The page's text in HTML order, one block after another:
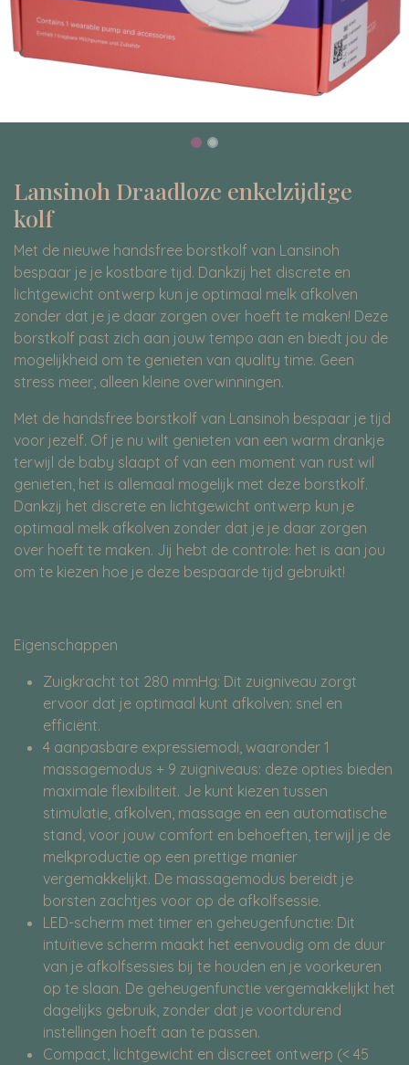
Lansinoh Draadloze enkelzijdige
kolf
Met de nieuwe handsfree borstkolf van Lansinoh
bespaar je je kostbare tijd. Dankzij het discrete en
lichtgewicht ontwerp kun je optimaal melk afkolven
zonder dat je je daar zorgen over hoeft te maken! Deze
borstkolf past zich aan jouw tempo aan en biedt jou de
mogelijkheid om te genieten van quality time. Geen
stress meer, alleen kleine overwinningen.
Met de handsfree borstkolf van Lansinoh bespaar je tijd
voor jezelf. Of je nu wilt genieten van een warm drankje
terwijl de baby slaapt of van een moment van rust wil
genieten, het is allemaal mogelijk met deze borstkolf.
Dankzij het discrete en lichtgewicht ontwerp kun je
optimaal melk afkolven zonder dat je je daar zorgen
over hoeft te maken. Jij hebt de controle: het is aan jou
om te kiezen hoe je deze bespaarde tijd gebruikt!
Eigenschappen
Zuigkracht tot 280 mmHg: Dit zuigniveau zorgt
ervoor dat je optimaal kunt afkolven: snel en
efficiënt.
4 aanpasbare expressiemodi, waaronder 1
massagemodus + 9 zuigniveaus: deze opties bieden
maximale flexibiliteit. Je kunt kiezen tussen
stimulatie, afkolven, massage en een automatische
stand, voor jouw comfort en behoeften, terwijl je de
melkproductie op een prettige manier
vergemakkelijkt. De massagemodus bereidt je
borsten zachtjes voor op de afkolfsessie.
LED-scherm met timer en geheugenfunctie: Dit
intuïtieve scherm maakt het eenvoudig om de duur
van je afkolfsessies bij te houden en je voorkeuren
op te slaan. De geheugenfunctie vergemakkelijkt het
dagelijks gebruik, zonder dat je voortdurend
instellingen hoeft aan te passen.
Compact, lichtgewicht en discreet ontwerp (< 45